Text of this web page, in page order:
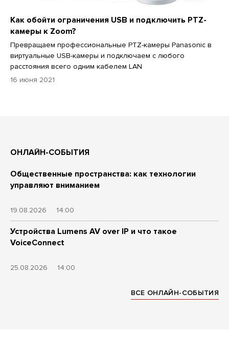
Как обойти ограничения USB и подключить PTZ-
камеры к Zoom?
Превращаем профессиональные PTZ-камеры Panasonic в
виртуальные USB-камеры и подключаем с любого
расстояния всего одним кабелем LAN
16 июня 2021
ОНЛАЙН-СОБЫТИЯ
Общественные пространства: как технологии
управляют вниманием
19.08.2026 14:00
Устройства Lumens AV over IP и что такое
VoiceConnect
25.08.2026 14:00
ВСЕ ОНЛАЙН-СОБЫТИЯ